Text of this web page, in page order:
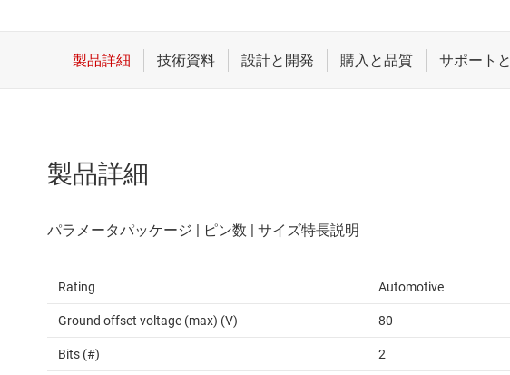
製品詳細
Rating Automotive
Ground offset voltage (max) (V) 80
Bits (#) 2